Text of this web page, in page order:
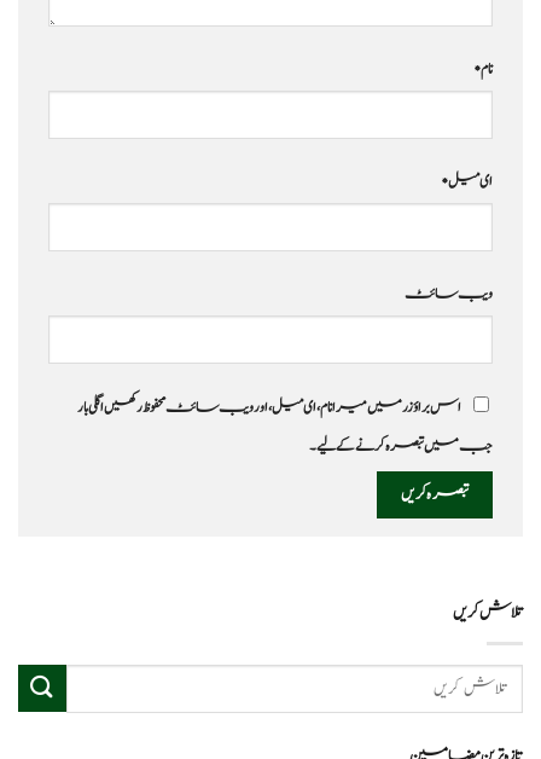
نام*
ای میل*
ویب‌ سائٹ
اس براؤزر میں میرا نام، ای میل، اور ویب سائٹ محفوظ رکھیں اگلی بار
جب میں تبصرہ کرنے کےلیے۔
تلاش کریں